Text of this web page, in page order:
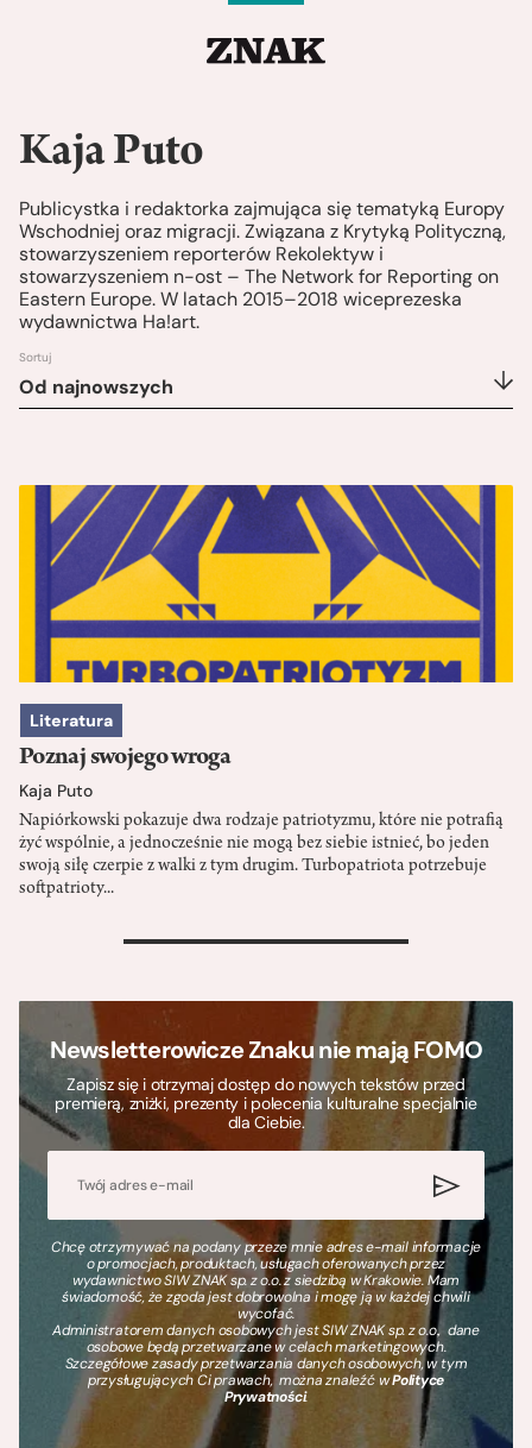
Kaja Puto
Publicystka i redaktorka zajmująca się tematyką Europy
Wschodniej oraz migracji. Związana z Krytyką Polityczną,
stowarzyszeniem reporterów Rekolektyw i
stowarzyszeniem n-ost – The Network for Reporting on
Eastern Europe. W latach 2015–2018 wiceprezeska
wydawnictwa Ha!art.
Sortuj
Od najnowszych
Literatura
Poznaj swojego wroga
Kaja Puto
Napiórkowski pokazuje dwa rodzaje patriotyzmu, które nie potrafią
żyć wspólnie, a jednocześnie nie mogą bez siebie istnieć, bo jeden
swoją siłę czerpie z walki z tym drugim. Turbopatriota potrzebuje
softpatrioty...
>
Newsletterowicze Znaku nie mają FOMO
Zapisz się i otrzymaj dostęp do nowych tekstów przed
premierą, zniżki, prezenty i polecenia kulturalne specjalnie
dla Ciebie.
Chcę otrzymywać na podany przeze mnie adres e-mail informacje
o promocjach, produktach, usługach oferowanych przez
wydawnictwo SIW ZNAK sp. z o.o. z siedzibą w Krakowie. Mam
świadomość, że zgoda jest dobrowolna i mogę ją w każdej chwili
wycofać.
Administratorem danych osobowych jest SIW ZNAK sp. z o.o., dane
osobowe będą przetwarzane w celach marketingowych.
Szczegółowe zasady przetwarzania danych osobowych, w tym
przysługujących Ci prawach, można znaleźć wPolityce
Prywatności.